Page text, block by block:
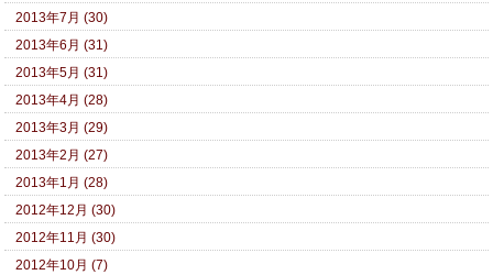
2013年7月 (30)
2013年6月 (31)
2013年5月 (31)
2013年4月 (28)
2013年3月 (29)
2013年2月 (27)
2013年1月 (28)
2012年12月 (30)
2012年11月 (30)
2012年10月 (7)